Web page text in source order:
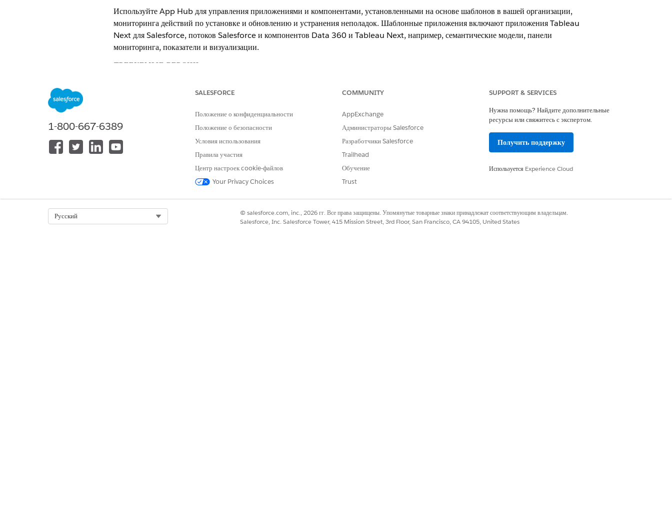
Используйте App Hub для управления приложениями и компонентами, установленными на основе шаблонов в вашей организации,
мониторинга действий по установке и обновлению и устранения неполадок. Шаблонные приложения включают приложения Tableau
Next для Salesforce, потоков Salesforce и компонентов Data 360 и Tableau Next, например, семантические модели, панели
мониторинга, показатели и визуализации.
ТРЕБУЕМЫЕ ВЕРСИИ
Просмотр поддерживаемых версий.
ТРЕБУЕМЫЕ ПОЛНОМОЧИЯ ПОЛЬЗОВАТЕЛЯ
Для просмотра установленных шаблонных приложений и управления
ими:
Набор полномочий Tableau Included App Manager
Для установки или обновления шаблонных приложений
Набор полномочий Tableau Included App Manager
Для использования шаблонного приложения Tableau Next
Набор полномочий бизнес-пользователя Tableau Next Included App
Введите строку «
в поле «Быстрый поиск» меню «Настройка» и выберите пункт «Центр приложений» в разделе
1-800-667-6389
SALESFORCE
Положение о конфиденциальности
Положение о безопасности
Условия использования
Правила участия
Центр настроек cookie-файлов
Your Privacy Choices
COMMUNITY
AppExchange
Администраторы Salesforce
Разработчики Salesforce
Trailhead
Обучение
Trust
SUPPORT & SERVICES
Нужна помощь? Найдите дополнительные
ресурсы или свяжитесь с экспертом.
Получить поддержку
Используется Experience Cloud
Русский
© salesforce.com, inc., 2026 гг. Все права защищены. Упомянутые товарные знаки принадлежат соответствующим владельцам.
Salesforce, Inc. Salesforce Tower, 415 Mission Street, 3rd Floor, San Francisco, CA 94105, United States